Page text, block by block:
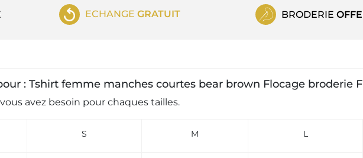
ECHANGEGRATUIT BRODERIE
: Tshirt femme manches courtes bear brown Flocage broderie
avez besoin pour chaques tailles.
S M L